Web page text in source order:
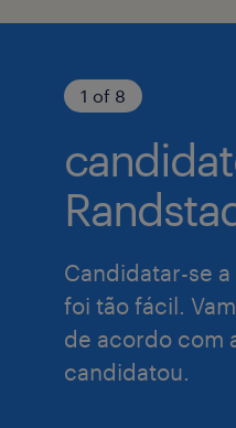
1 of 8
Candidatar-se
foi tão fácil.
de acordo com
candidatou.